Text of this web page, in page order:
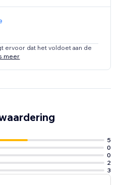
ervoor dat het voldoet aan de
meer
5
0
0
2
3